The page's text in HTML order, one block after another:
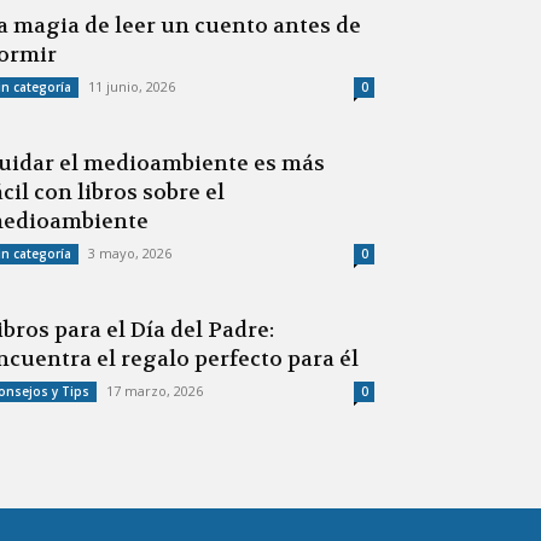
magia de leer un cuento antes de
categoría 11 junio, 2026 0
el medioambiente es más
con libros sobre el
categoría 3 mayo, 2026 0
para el Día del Padre:
el regalo perfecto para él
y Tips 17 marzo, 2026 0